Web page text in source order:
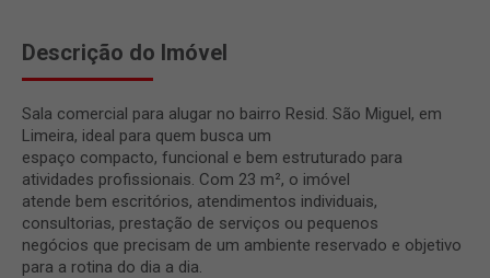
Descrição do Imóvel
Sala comercial para alugar no bairro Resid. São Miguel, em
Limeira, ideal para quem busca um
espaço compacto, funcional e bem estruturado para
atividades profissionais. Com 23 m², o imóvel
atende bem escritórios, atendimentos individuais,
consultorias, prestação de serviços ou pequenos
negócios que precisam de um ambiente reservado e objetivo
para a rotina do dia a dia.